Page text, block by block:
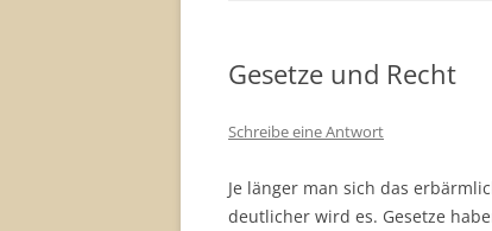
Gesetze und Recht
Schreibe eine Antwort
Je länger man sich das
deutlicher wird es. Gesetze